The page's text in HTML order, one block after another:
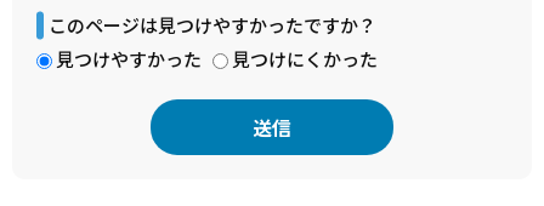
このページは見つけやすかったですか？
見つけやすかった
見つけにくかった